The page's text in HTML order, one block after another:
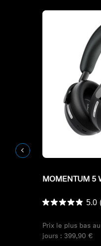
MOMENTUM 5
5.0
Prix le plus bas
jours : 399,90 €